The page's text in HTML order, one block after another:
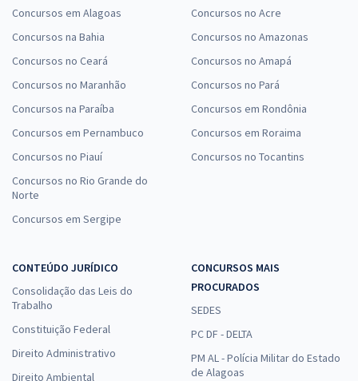
Concursos em Alagoas
Concursos na Bahia
Concursos no Ceará
Concursos no Maranhão
Concursos na Paraíba
Concursos em Pernambuco
Concursos no Piauí
Concursos no Rio Grande do
Norte
Concursos em Sergipe
Concursos no Acre
Concursos no Amazonas
Concursos no Amapá
Concursos no Pará
Concursos em Rondônia
Concursos em Roraima
Concursos no Tocantins
CONTEÚDO JURÍDICO
Consolidação das Leis do
Trabalho
Constituição Federal
Direito Administrativo
Direito Ambiental
CONCURSOS MAIS
PROCURADOS
SEDES
PC DF - DELTA
PM AL - Polícia Militar do Estado
de Alagoas